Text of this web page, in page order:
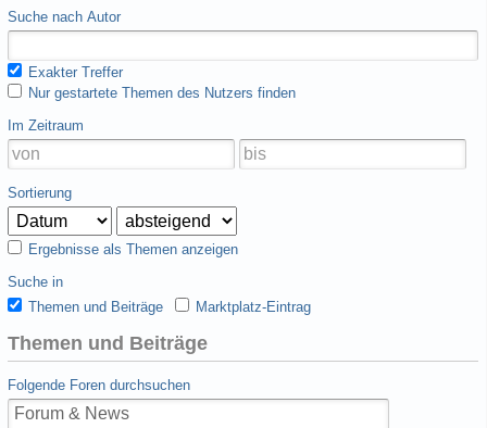
Suche nach Autor
Exakter Treffer
Nur gestartete Themen des Nutzers finden
Im Zeitraum
Sortierung
Ergebnisse als Themen anzeigen
Suche in
Themen und Beiträge
Marktplatz-Eintrag
Themen und Beiträge
Folgende Foren durchsuchen